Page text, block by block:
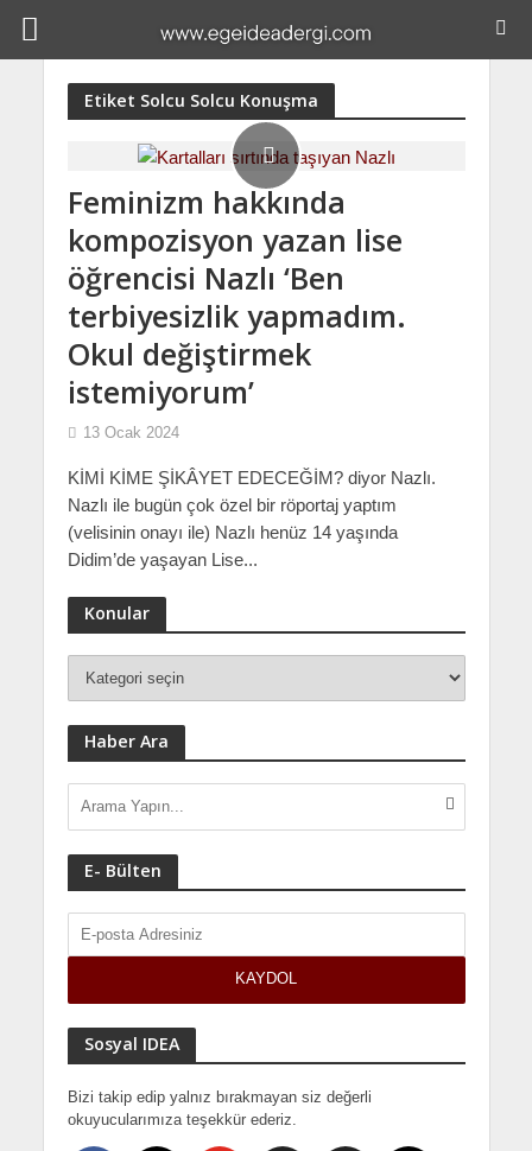
Etiket Solcu Solcu Konuşma
Feminizm hakkında
kompozisyon yazan lise
öğrencisi Nazlı ‘Ben
terbiyesizlik yapmadım.
Okul değiştirmek
istemiyorum’
13 Ocak 2024
KİMİ KİME ŞİKÂYET EDECEĞİM? diyor Nazlı.
Nazlı ile bugün çok özel bir röportaj yaptım
(velisinin onayı ile) Nazlı henüz 14 yaşında
Didim’de yaşayan Lise...
Konular
Haber Ara
E- Bülten
Sosyal IDEA
Bizi takip edip yalnız bırakmayan siz değerli
okuyucularımıza teşekkür ederiz.